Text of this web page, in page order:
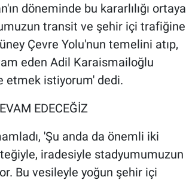
döneminde bu kararlılığı ortaya
transit ve şehir içi trafiğine
Çevre Yolu'nun temelini atıp,
eden Adil Karaismailoğlu
etmek istiyorum' dedi.
EDECEĞİZ
'Şu anda da önemli iki
iradesiyle stadyumumuzun
Bu vesileyle yoğun şehir içi